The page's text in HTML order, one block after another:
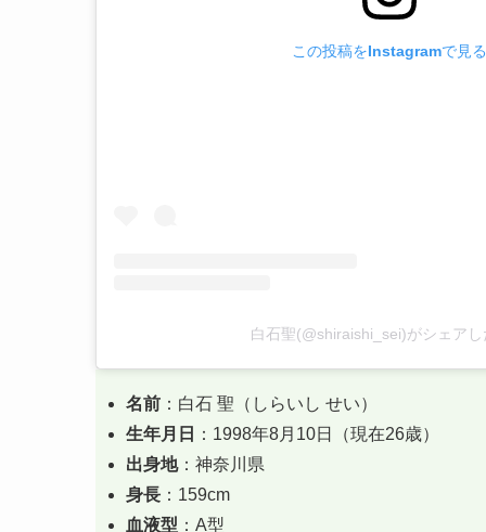
この投稿をInstagramで見る
白石聖(@shiraishi_sei)がシェアし
名前 ：白石 聖（しらいし せい）
生年月日
：1998年8月10日（現在26歳）
出身地：神奈川県
身長 ：159cm
血液型 ：A型